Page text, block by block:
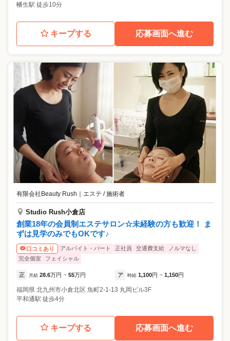
幡生駅 徒歩10分
キープする 応募画面へ進む
有限会社Beauty Rush ｜ エステ / 施術者
Studio Rush小倉店
創業18年の会員制エステサロン☆未経験の方も歓迎！ ま
ずは見学のみでもOKです♪
口コミあり アルバイト・パート 正社員 交通費支給
ノルマなし
完全個室
フェイシャル
正 月給 28.6万円 ~ 55万円 ア 時給 1,100円 ~ 1,150円
福岡県 北九州市小倉北区 魚町2-1-13 丸岡ビル3F
平和通駅 徒歩4分
キープする 応募画面へ進む